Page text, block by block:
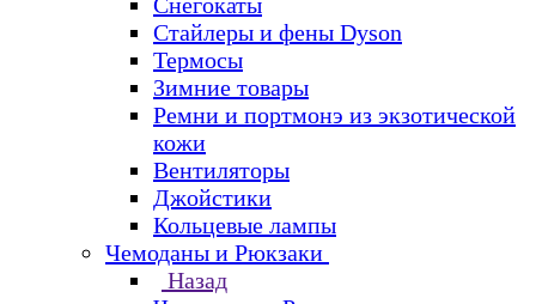
Стайлеры и фены Dyson
Термосы
Зимние товары
Ремни и портмонэ из экзотической
кожи
Вентиляторы
Джойстики
Кольцевые лампы
Чемоданы и Рюкзаки
Назад